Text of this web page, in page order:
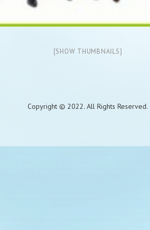
[SHOW THUMBNAILS]
Copyright © 2022. All Rights Reserved.